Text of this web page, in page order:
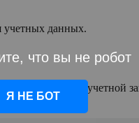
учетных данных.
Создание учетной
что вы не робот
Я НЕ БОТ